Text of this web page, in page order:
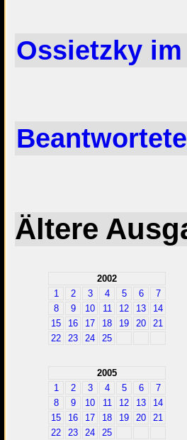
Ossietzky
Beantwortete
Ältere
2002
1
2 3 4 5 6
7
8
9 10 11 12 13
14
15
16 17 18 19 20
21
22
23 24 25
2005
1
2 3 4 5 6
7
8
9 10 11 12 13
14
15
16 17 18 19 20
21
22
23 24 25